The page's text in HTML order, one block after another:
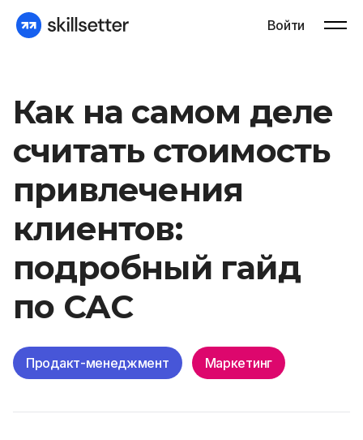
Войти
Как на самом деле
считать стоимость
привлечения
клиентов:
подробный гайд
по САС
Продакт-менеджмент Маркетинг